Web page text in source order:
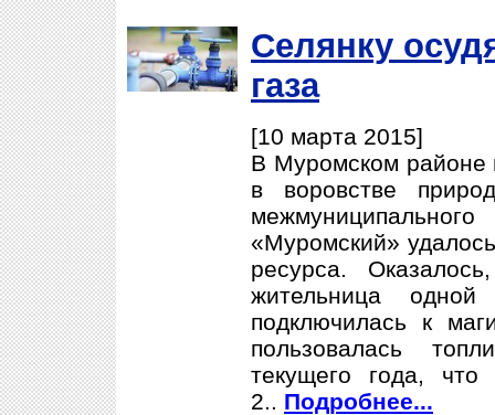
Селянку
газа
[10 марта 2015]
В Муромском районе
в воровстве
«Муромский»
ресурса.
жительница
подключилась к
пользовалась
текущего года,
2.. Подробнее...